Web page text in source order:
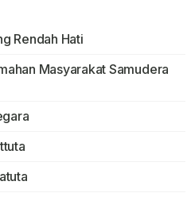
Rendah Hati
Masyarakat Samudera